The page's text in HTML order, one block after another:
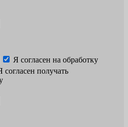
Я согласен на обработку
согласен получать